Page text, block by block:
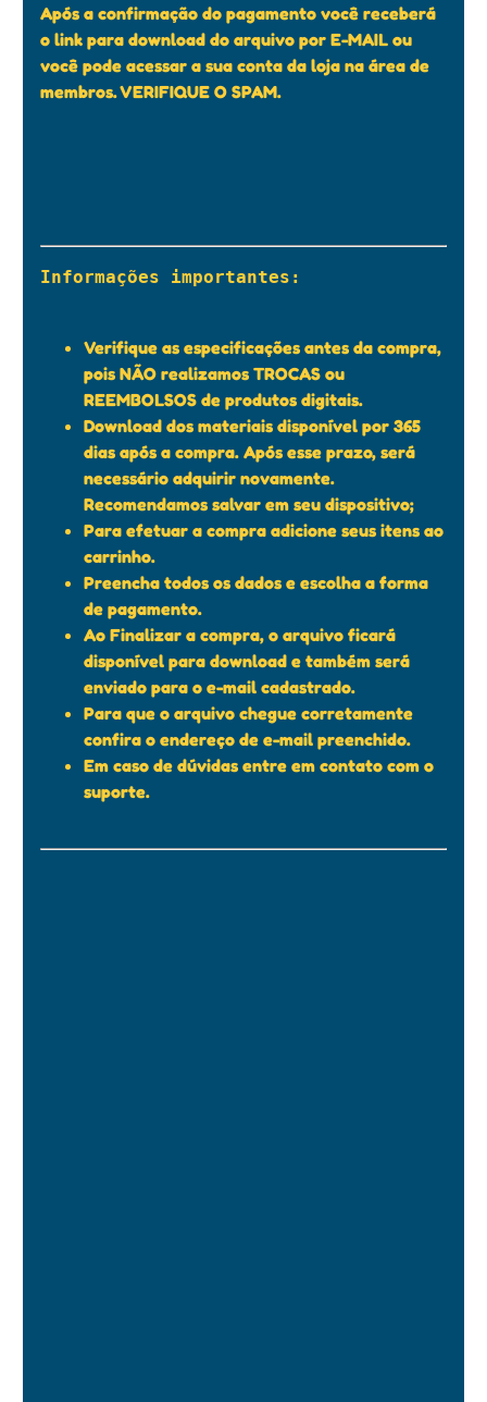
Após a confirmação do pagamento você receberá
o link para download do arquivo por E-MAIL ou
você pode acessar a sua conta da loja na área de
membros. VERIFIQUE O SPAM.
Informações importantes:
Verifique as especificações antes da compra,
pois NÃO realizamos TROCAS ou
REEMBOLSOS de produtos digitais.
Download dos materiais disponível por 365
dias após a compra. Após esse prazo, será
necessário adquirir novamente.
Recomendamos salvar em seu dispositivo;
Para efetuar a compra adicione seus itens ao
carrinho.
Preencha todos os dados e escolha a forma
de pagamento.
Ao Finalizar a compra, o arquivo ficará
disponível para download e também será
enviado para o e-mail cadastrado.
Para que o arquivo chegue corretamente
confira o endereço de e-mail preenchido.
Em caso de dúvidas entre em contato com o
suporte.